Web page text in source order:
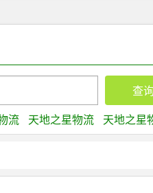
流 天地之星物流 天地之星